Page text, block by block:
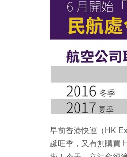
早前香港快運（HK
誕旺季，又有無購買